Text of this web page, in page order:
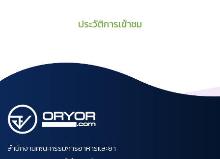
ประวัติการเข้าชม
สำนักงานคณะกรรมการอาหารและยา